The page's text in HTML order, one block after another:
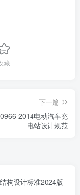
藏
下一篇
2014电动汽车充
电站设计规范
构设计标准2024版